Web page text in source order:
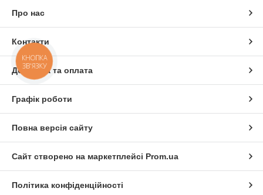
Про нас
Контакти
Доставка та оплата
Графік роботи
Повна версія сайту
Сайт створено на маркетплейсі Prom.ua
Політика конфіденційності
КНОПКА
ЗВ'ЯЗКУ